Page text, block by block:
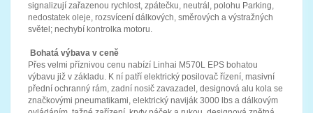
signalizují zařazenou rychlost, zpátečku, neutrál, polohu Parking,
nedostatek oleje, rozsvícení dálkových, směrových a výstražných
světel; nechybí kontrolka motoru.
Bohatá výbava v ceně
Přes velmi příznivou cenu nabízí Linhai M570L EPS bohatou
výbavu již v základu. K ní patří elektrický posilovač řízení, masivní
přední ochranný rám, zadní nosič zavazadel, designová alu kola se
značkovými pneumatikami, elektrický naviják 3000 lbs a dálkovým